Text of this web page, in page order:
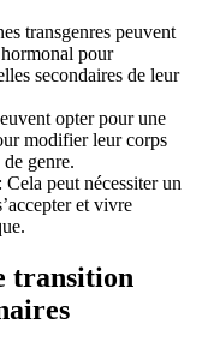
transgenres peuvent
pour
secondaires de leur
opter pour une
modifier leur corps
genre.
peut nécessiter un
et vivre
transition